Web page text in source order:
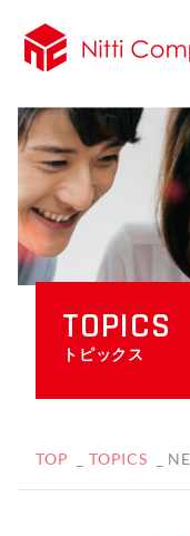
TOPICS
トピックス
TOP TOPICS